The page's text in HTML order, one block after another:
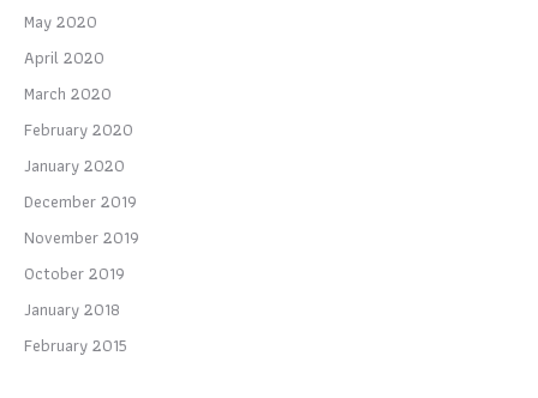
May 2020
April 2020
March 2020
February 2020
January 2020
December 2019
November 2019
October 2019
January 2018
February 2015